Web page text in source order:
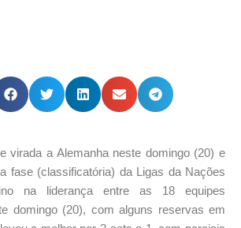
virada a Alemanha neste domingo (20) e
fase (classificatória) da Ligas da Nações
na liderança entre as 18 equipes
domingo (20), com alguns reservas em